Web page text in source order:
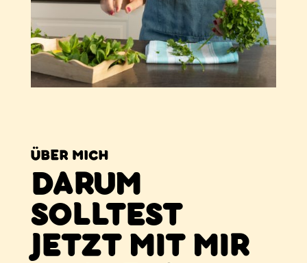
ÜBER MICH
DARUM
SOLLTEST
JETZT MIT MIR